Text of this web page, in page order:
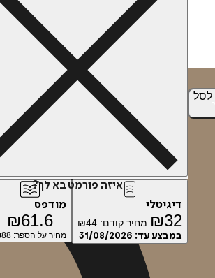
לסל
איזה פורמט בא לך?
דיגיטלי
₪32 מחיר קודם: ₪44
במבצע עד: 31/08/2026
מודפס
₪61.6
מחיר על הספר: ₪88